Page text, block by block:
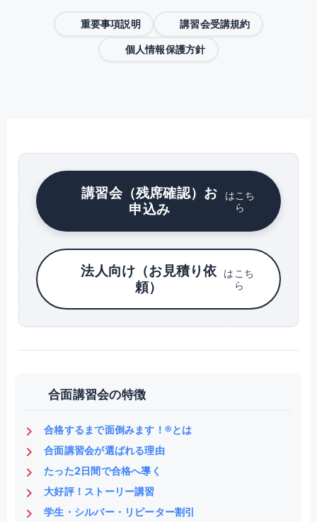
重要事項説明 講習会受講規約
個人情報保護方針
講習会（残席確認）お
申込み
はこち
ら
法人向け（お見積り依
頼）
はこち
ら
合面講習会の特徴
合格するまで面倒みます！®とは
合面講習会が選ばれる理由
たった2日間で合格へ導く
大好評！ストーリー講習
学生・シルバー・リピーター割引